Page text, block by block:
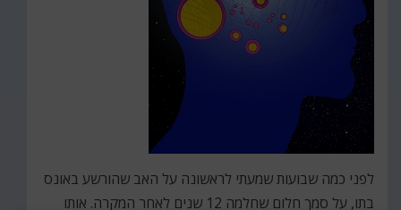
לפני כמה שבועות שמעתי לראשונה על האב שהורשע באונס
בתו, על סמך חלום שחלמה 12 שנים לאחר המקרה. אותו